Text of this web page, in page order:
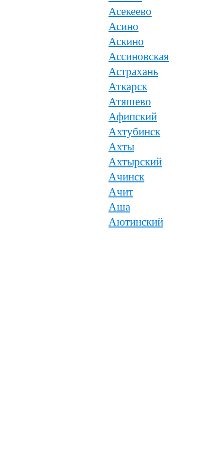
Асекеево
Асино
Аскино
Ассиновская
Астрахань
Аткарск
Атяшево
Афипский
Ахтубинск
Ахты
Ахтырский
Ачинск
Ачит
Аша
Аютинский